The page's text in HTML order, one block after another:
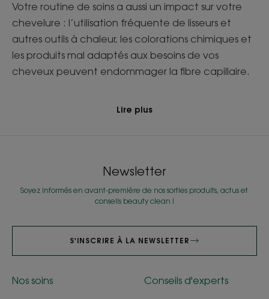
Votre routine de soins a aussi un impact sur votre
chevelure : l’utilisation fréquente de lisseurs et
autres outils à chaleur, les colorations chimiques et
les produits mal adaptés aux besoins de vos
cheveux peuvent endommager la fibre capillaire.
Lire plus
Newsletter
Soyez informés en avant-première de nos sorties produits, actus et
conseils beauty clean !
S'INSCRIRE À LA NEWSLETTER
Nos soins Conseils d'experts